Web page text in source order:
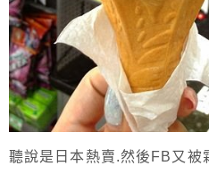
聽說是日本熱賣.然後FB又被